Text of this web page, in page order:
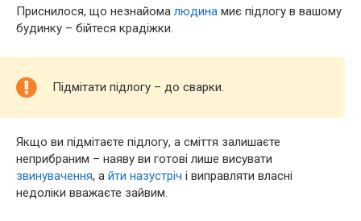
Приснилося, що незнайома людина миє підлогу в вашому
будинку – бійтеся крадіжки.
Підмітати підлогу – до сварки.
Якщо ви підмітаєте підлогу, а сміття залишаєте
неприбраним – наяву ви готові лише висувати
звинувачення, а йти назустріч і виправляти власні
недоліки вважаєте зайвим.